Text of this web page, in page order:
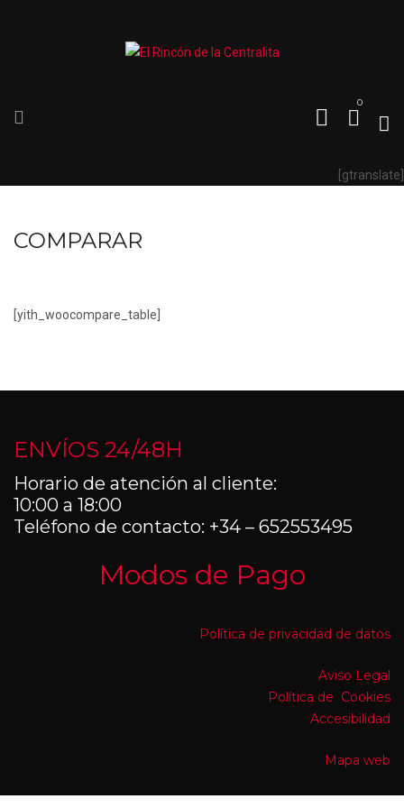
0
[gtranslate]
COMPARAR
[yith_woocompare_table]
ENVÍOS 24/48H
Horario de atención al cliente:
10:00 a 18:00
Teléfono de contacto: +34 – 652553495
Modos de Pago
Política de privacidad de datos
Aviso Legal
Política de Cookies
Accesibilidad
Mapa web